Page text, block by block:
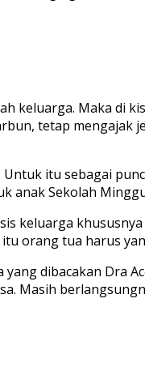
keluarga. Maka di
tetap mengajak
itu sebagai
anak Sekolah
keluarga
orang tua harus
dibacakan Dra
Masih